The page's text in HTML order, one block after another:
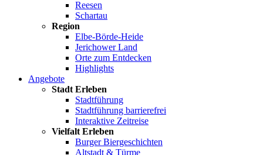
Reesen
Schartau
Region
Elbe-Börde-Heide
Jerichower Land
Orte zum Entdecken
Highlights
Angebote
Stadt Erleben
Stadtführung
Stadtführung barrierefrei
Interaktive Zeitreise
Vielfalt Erleben
Burger Biergeschichten
Altstadt & Türme